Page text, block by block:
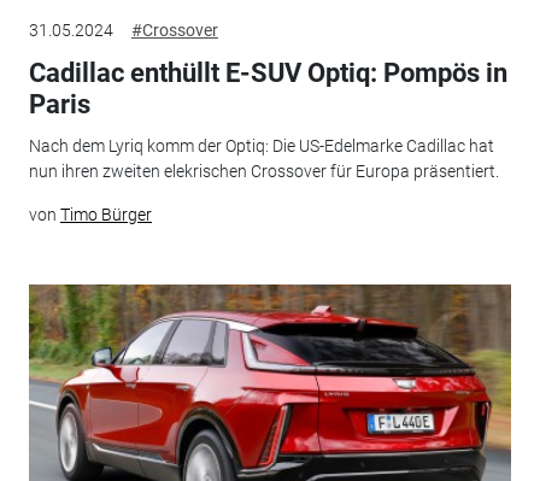
31.05.2024 #Crossover
Cadillac enthüllt E-SUV Optiq: Pompös in
Paris
Nach dem Lyriq komm der Optiq: Die US-Edelmarke Cadillac hat
nun ihren zweiten elekrischen Crossover für Europa präsentiert.
von Timo Bürger